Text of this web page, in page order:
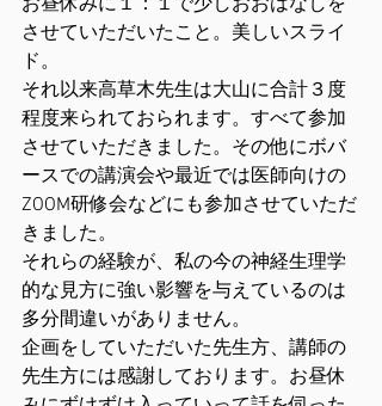
お昼休みに１：１で少しおおはなしを
させていただいたこと。美しいスライ
ド。
それ以来高草木先生は大山に合計３度
程度来られておられます。すべて参加
させていただきました。その他にボバ
ースでの講演会や最近では医師向けの
ZOOM研修会などにも参加させていただ
きました。
それらの経験が、私の今の神経生理学
的な見方に強い影響を与えているのは
多分間違いがありません。
企画をしていただいた先生方、講師の
先生方には感謝しております。お昼休